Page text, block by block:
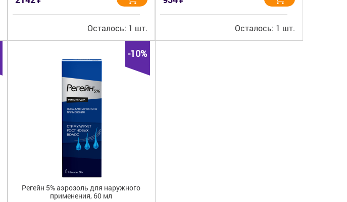
Осталось: 1 шт. Осталось: 1 шт.
-10%
Регейн 5% аэрозоль для наружного
применения, 60 мл